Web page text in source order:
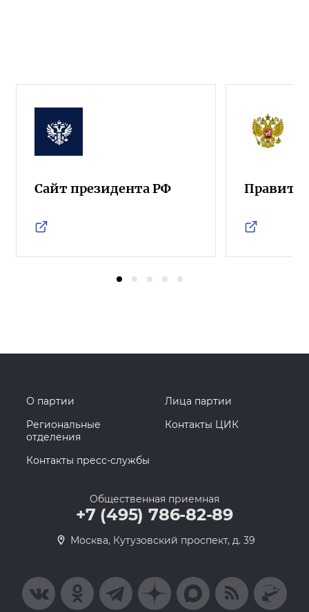
Сайт президента РФ
О партии
Лица партии
Региональные
отделения
Контакты ЦИК
Контакты пресс-службы
Общественная приемная
+7 (495) 786-82-89
Москва, Кутузовский проспект, д. 39